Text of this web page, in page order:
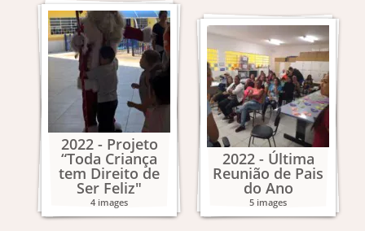
2022 - Projeto
“Toda Criança
tem Direito de
Ser Feliz"
4 images
2022 - Última
Reunião de Pais
do Ano
5 images